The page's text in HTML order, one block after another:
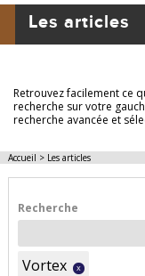
Les articles
Retrouvez facilement ce
recherche sur votre
recherche avancée et
Accueil > Les articles
Recherche
Vortex x